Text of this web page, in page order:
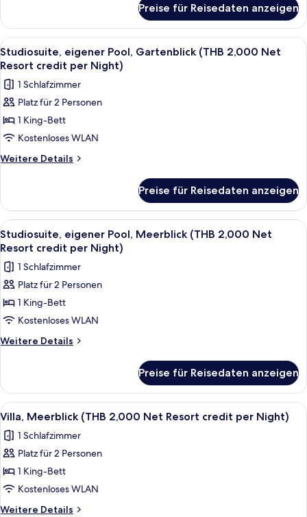
credit
per
Night)
anzeigen
Zimmer,
Poolzugang
(THB
2,000
Resort
credit
Night)
Preise für Reisedaten anzeigen
Alle
Fotos
für
Studiosuite,
eigener
Pool,
Gartenblick
(THB
Resort
credit
per
Night)
anzeigen
5
Studiosuite, eigener Pool, Gartenblick (THB 2,000 Net
Resort credit per Night)
1 Schlafzimmer
Platz für 2 Personen
1 King-Bett
Kostenloses WLAN
Weitere Details
Weitere
eigener
Pool,
Gartenblick
(THB
Net
Resort
per
Night)
Preise für Reisedaten anzeigen
Alle
Fotos
für
Studiosuite,
eigener
Pool,
Meerblick
(THB
Resort
credit
per
Night)
anzeigen
Minibar, Zimmersafe, Schreibtisch,
5
Studiosuite, eigener Pool, Meerblick (THB 2,000 Net
Resort credit per Night)
1 Schlafzimmer
Platz für 2 Personen
1 King-Bett
Kostenloses WLAN
Weitere Details
Weitere
eigener
Pool,
Meerblick
2,000
Net
credit
per
Preise für Reisedaten anzeigen
Alle
Fotos
für
Villa,
Meerblick
(THB
2,000
4
Villa, Meerblick (THB 2,000 Net Resort credit per Night)
1 Schlafzimmer
Platz für 2 Personen
1 King-Bett
Kostenloses WLAN
Weitere Details
Weitere